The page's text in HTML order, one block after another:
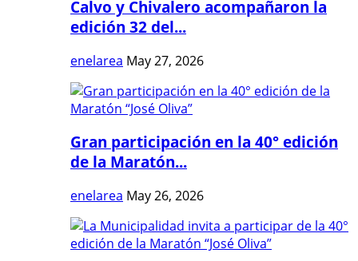
Calvo y Chivalero acompañaron la
edición 32 del...
enelarea May 27, 2026
Gran participación en la 40° edición
de la Maratón...
enelarea May 26, 2026